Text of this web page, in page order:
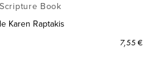
Scripture Book
Karen Raptakis
7,55 €